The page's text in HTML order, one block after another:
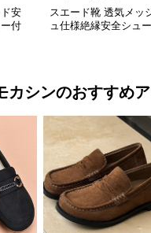
安
付
スエード靴 透気メッ
ュ仕様絶縁安全シュ
カシンのおすすめ